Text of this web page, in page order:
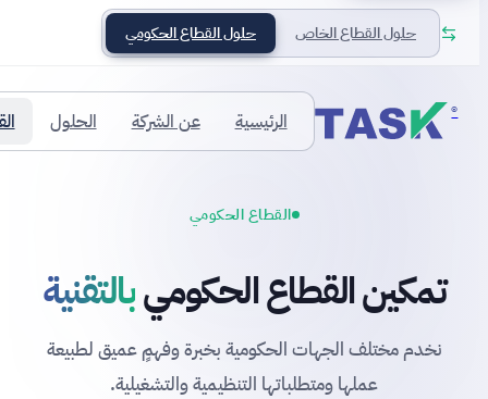
حلول القطاع الخاص حلول القطاع الحكومي
® الرئيسية عن الشركة الحلول
القطاع الحكومي
تمكين القطاع الحكوميبالتقنية
نخدم مختلف الجهات الحكومية بخبرة وفهمٍ عميق لطبيعة
عملها ومتطلباتها التنظيمية والتشغيلية.